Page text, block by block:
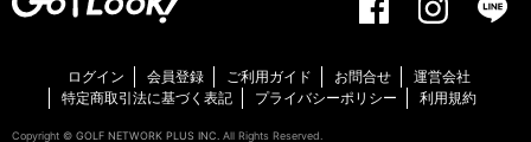
ログイン 会員登録 ご利用ガイド お問合せ
運営会社
特定商取引法に基づく表記
プライバシーポリシー 利用規約
Copyright © GOLF NETWORK PLUS INC. All Rights Reserved.